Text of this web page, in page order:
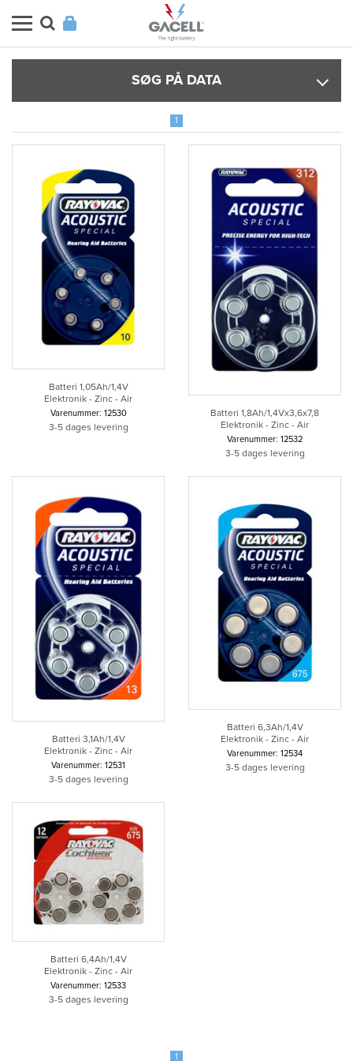
SØG PÅ DATA
1
Batteri 1,05Ah/1,4V
Elektronik - Zinc - Air
Varenummer: 12530
3-5 dages levering
Batteri 1,8Ah/1,4Vx3,6x7,8
Elektronik - Zinc - Air
Varenummer: 12532
3-5 dages levering
Batteri 3,1Ah/1,4V
Elektronik - Zinc - Air
Varenummer: 12531
3-5 dages levering
Batteri 6,3Ah/1,4V
Elektronik - Zinc - Air
Varenummer: 12534
3-5 dages levering
Batteri 6,4Ah/1,4V
Elektronik - Zinc - Air
Varenummer: 12533
3-5 dages levering
1